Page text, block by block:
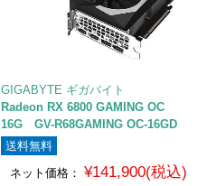
GIGABYTE ギガバイト
Radeon RX 6800 GAMING OC
16G GV-R68GAMING OC-16GD
送料無料
ネット価格：
¥141,900(税込)